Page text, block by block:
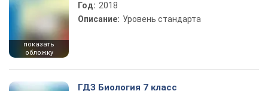
показать
обложку
Год: 2018
Описание: Уровень стандарта
ГДЗ Биология 7 класс